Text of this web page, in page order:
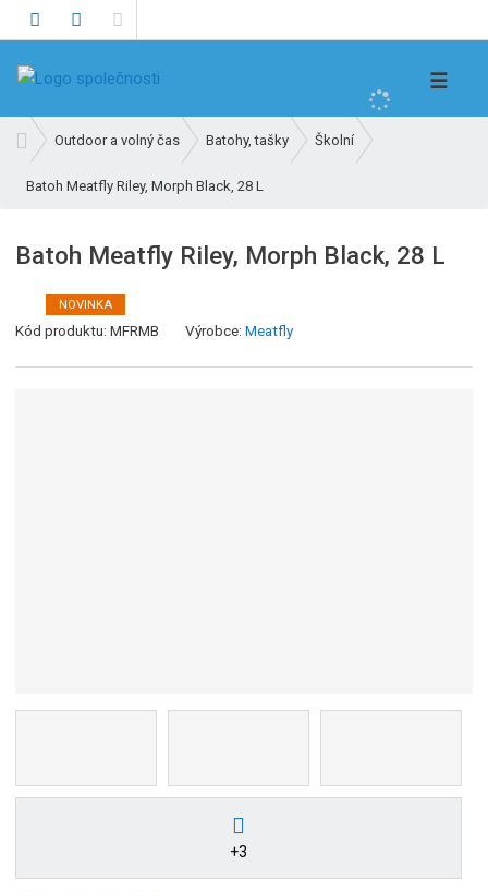
t
☰
v
o
í
r
Outdoor a volný čas Batohy, tašky Školní
Batoh Meatfly Riley, Morph Black, 28 L
Batoh Meatfly Riley, Morph Black, 28 L
NOVINKA
Kód produktu:MFRMB Výrobce:Meatfly
+3